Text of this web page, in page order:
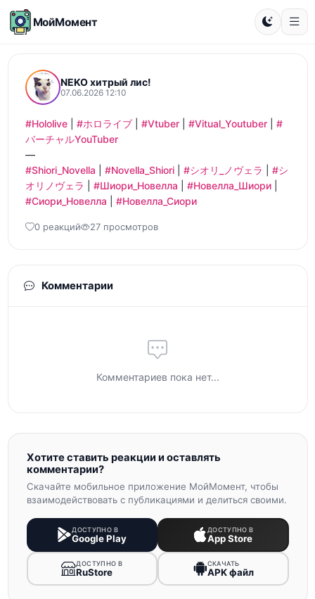
МойМомент
NEKO хитрый лис!
07.06.2026 12:10
#Hololive | #ホロライブ | #Vtuber | #Vitual_Youtuber | #
バーチャルYouTuber
—
#Shiori_Novella
#Novella_Shiori | #シオリ_ノヴェラ
#シ
オリノヴェラ
#Шиори_Новелла #Новелла_Шиори
#Сиори_Новелла
#Новелла_Сиори
0 реакций 27 просмотров
Комментарии
Комментариев пока нет...
Хотите ставить реакции и оставлять
комментарии?
Скачайте мобильное приложение МойМомент, чтобы
взаимодействовать с публикациями и делиться своими.
ДОСТУПНО В
Google Play
ДОСТУПНО В
App Store
ДОСТУПНО В
RuStore
СКАЧАТЬ
APK файл